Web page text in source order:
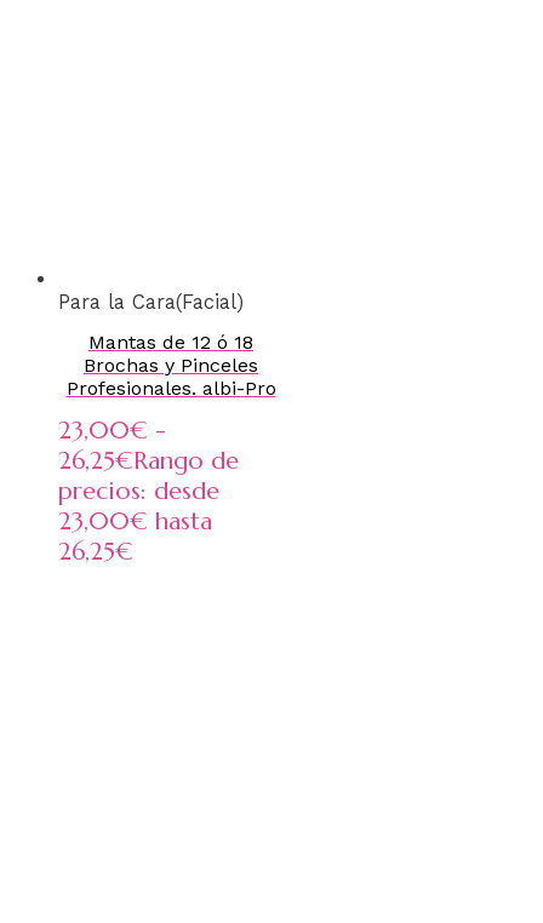
Para la Cara(Facial)
Mantas de 12 ó 18
Brochas y Pinceles
Profesionales. albi-Pro
23,00€ -
26,25€Rango de
precios: desde
23,00€ hasta
26,25€